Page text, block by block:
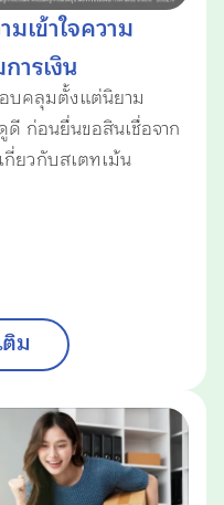
เข้าใจความ
ารเงิน
อบคลุมตั้งแต่นิยาม
ก่อนยื่นขอสินเชื่อจาก
กี่ยวกับสเตทเม้น
ติม